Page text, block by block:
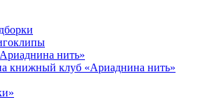
нить»
книжный клуб «Ариаднина нить»